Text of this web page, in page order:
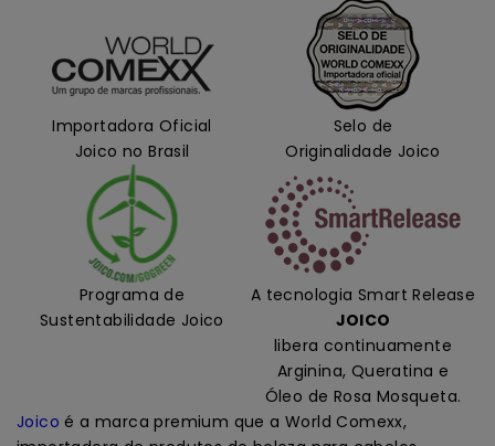
Importadora Oficial
Joico no Brasil
Selo de
Originalidade Joico
Programa de
Sustentabilidade Joico
A tecnologia Smart Release
JOICO
libera continuamente
Arginina, Queratina e
Óleo de Rosa Mosqueta.
Joico é a marca premium que a World Comexx,